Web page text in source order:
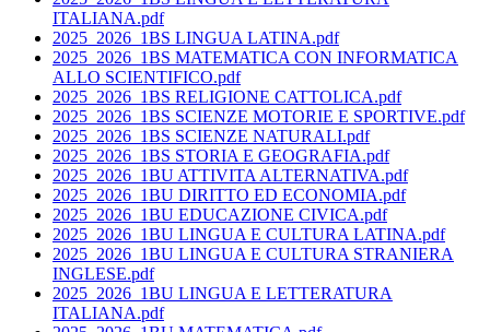
ITALIANA.pdf
2025_2026_1BS LINGUA LATINA.pdf
2025_2026_1BS MATEMATICA CON INFORMATICA
ALLO SCIENTIFICO.pdf
2025_2026_1BS RELIGIONE CATTOLICA.pdf
2025_2026_1BS SCIENZE MOTORIE E SPORTIVE.pdf
2025_2026_1BS SCIENZE NATURALI.pdf
2025_2026_1BS STORIA E GEOGRAFIA.pdf
2025_2026_1BU ATTIVITA ALTERNATIVA.pdf
2025_2026_1BU DIRITTO ED ECONOMIA.pdf
2025_2026_1BU EDUCAZIONE CIVICA.pdf
2025_2026_1BU LINGUA E CULTURA LATINA.pdf
2025_2026_1BU LINGUA E CULTURA STRANIERA
INGLESE.pdf
2025_2026_1BU LINGUA E LETTERATURA
ITALIANA.pdf